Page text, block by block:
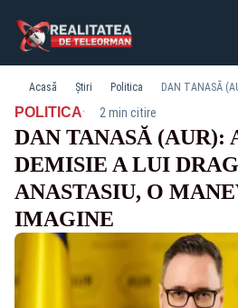
Acasă Știri Politica
POLITICA· 2 min citire
DAN TANASĂ (AUR):
DEMISIE A LUI
ANASTASIU, O
IMAGINE